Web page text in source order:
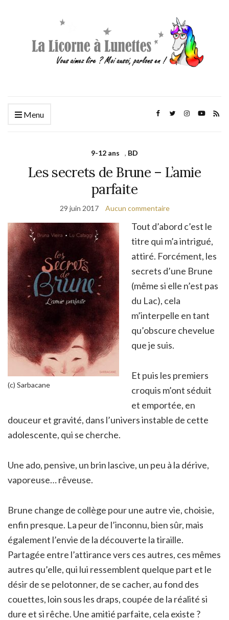
Menu
9-12 ans , BD
Les secrets de Brune – L’amie
parfaite
29 juin 2017 Aucun commentaire
(c) Sarbacane
Tout d’abord c’est le
titre qui m’a intrigué,
attiré. Forcément, les
secrets d’une Brune
(même si elle n’est pas
du Lac), cela
m’interpelle en tant
qu’obscure chevelue
que je suis.
Et puis les premiers
croquis m’ont séduit
et emportée, en
douceur et gravité, dans l’univers instable de cette
adolescente, qui se cherche.
Une ado, pensive, un brin lascive, un peu à la dérive,
vaporeuse… rêveuse.
Brune change de collège pour une autre vie, choisie,
enfin presque. La peur de l’inconnu, bien sûr, mais
également l’envie de la découverte la tiraille.
Partagée entre l’attirance vers ces autres, ces mêmes
autres qu’elle, qui lui ressemblent quelque part et le
désir de se pelotonner, de se cacher, au fond des
couettes, loin sous les draps, coupée de la réalité si
dure et si rêche. Une amitié parfaite, cela existe ?